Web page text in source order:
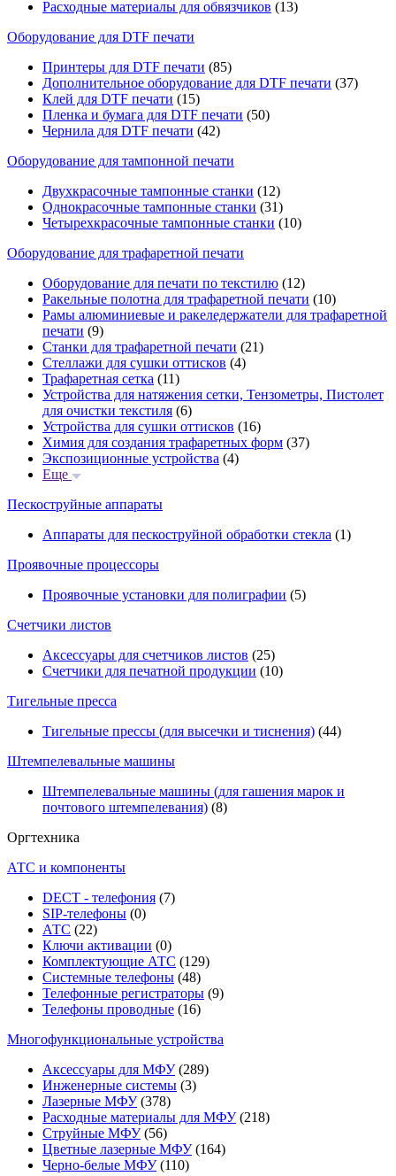
Расходные материалы для обвязчиков (13)
Оборудование для DTF печати
Принтеры для DTF печати (85)
Дополнительное оборудование для DTF печати (37)
Клей для DTF печати (15)
Пленка и бумага для DTF печати (50)
Чернила для DTF печати (42)
Оборудование для тампонной печати
Двухкрасочные тампонные станки (12)
Однокрасочные тампонные станки (31)
Четырехкрасочные тампонные станки (10)
Оборудование для трафаретной печати
Оборудование для печати по текстилю (12)
Ракельные полотна для трафаретной печати (10)
Рамы алюминиевые и ракеледержатели для трафаретной
печати (9)
Станки для трафаретной печати (21)
Стеллажи для сушки оттисков (4)
Трафаретная сетка (11)
Устройства для натяжения сетки, Тензометры, Пистолет
для очистки текстиля (6)
Устройства для сушки оттисков (16)
Химия для создания трафаретных форм (37)
Экспозиционные устройства (4)
Еще
Пескоструйные аппараты
Аппараты для пескоструйной обработки стекла (1)
Проявочные процессоры
Проявочные установки для полиграфии (5)
Счетчики листов
Аксессуары для счетчиков листов (25)
Счетчики для печатной продукции (10)
Тигельные пресса
Тигельные прессы (для высечки и тиснения) (44)
Штемпелевальные машины
Штемпелевальные машины (для гашения марок и
почтового штемпелевания) (8)
Оргтехника
АТС и компоненты
DECT - телефония (7)
SIP-телефоны (0)
АТС (22)
Ключи активации (0)
Комплектующие АТС (129)
Системные телефоны (48)
Телефонные регистраторы (9)
Телефоны проводные (16)
Многофункциональные устройства
Аксессуары для МФУ(289)
Инженерные системы (3)
Лазерные МФУ(378)
Расходные материалы для МФУ(218)
Струйные МФУ(56)
Цветные лазерные МФУ(164)
Черно-белые МФУ(110)